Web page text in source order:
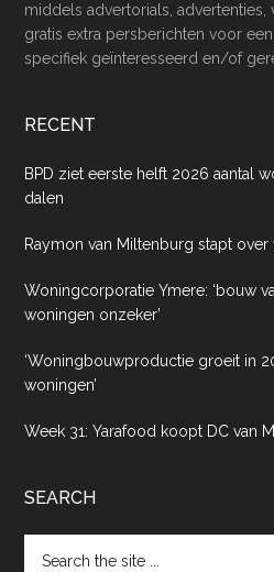
middels advertorials, advertenties,
gratis extra persberichten voor
specifiek geïnteresseerd en/of
RECENT
BPD ziet eerste helft 2026 aantal
dalen
Raymon van Miltenburg stapt over
Woningcorporatie Ymere: ‘bouw
woningen onzeker’
‘Woningbouwproductie groeit in
woningen’
Week 31: Yarafood koopt DC van
SEARCH